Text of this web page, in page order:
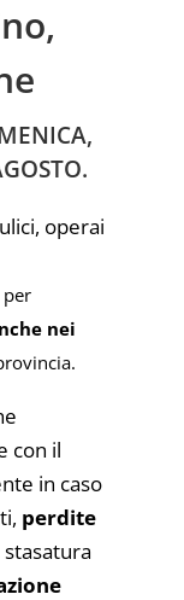
operai
per
nei
con il
in caso
perdite